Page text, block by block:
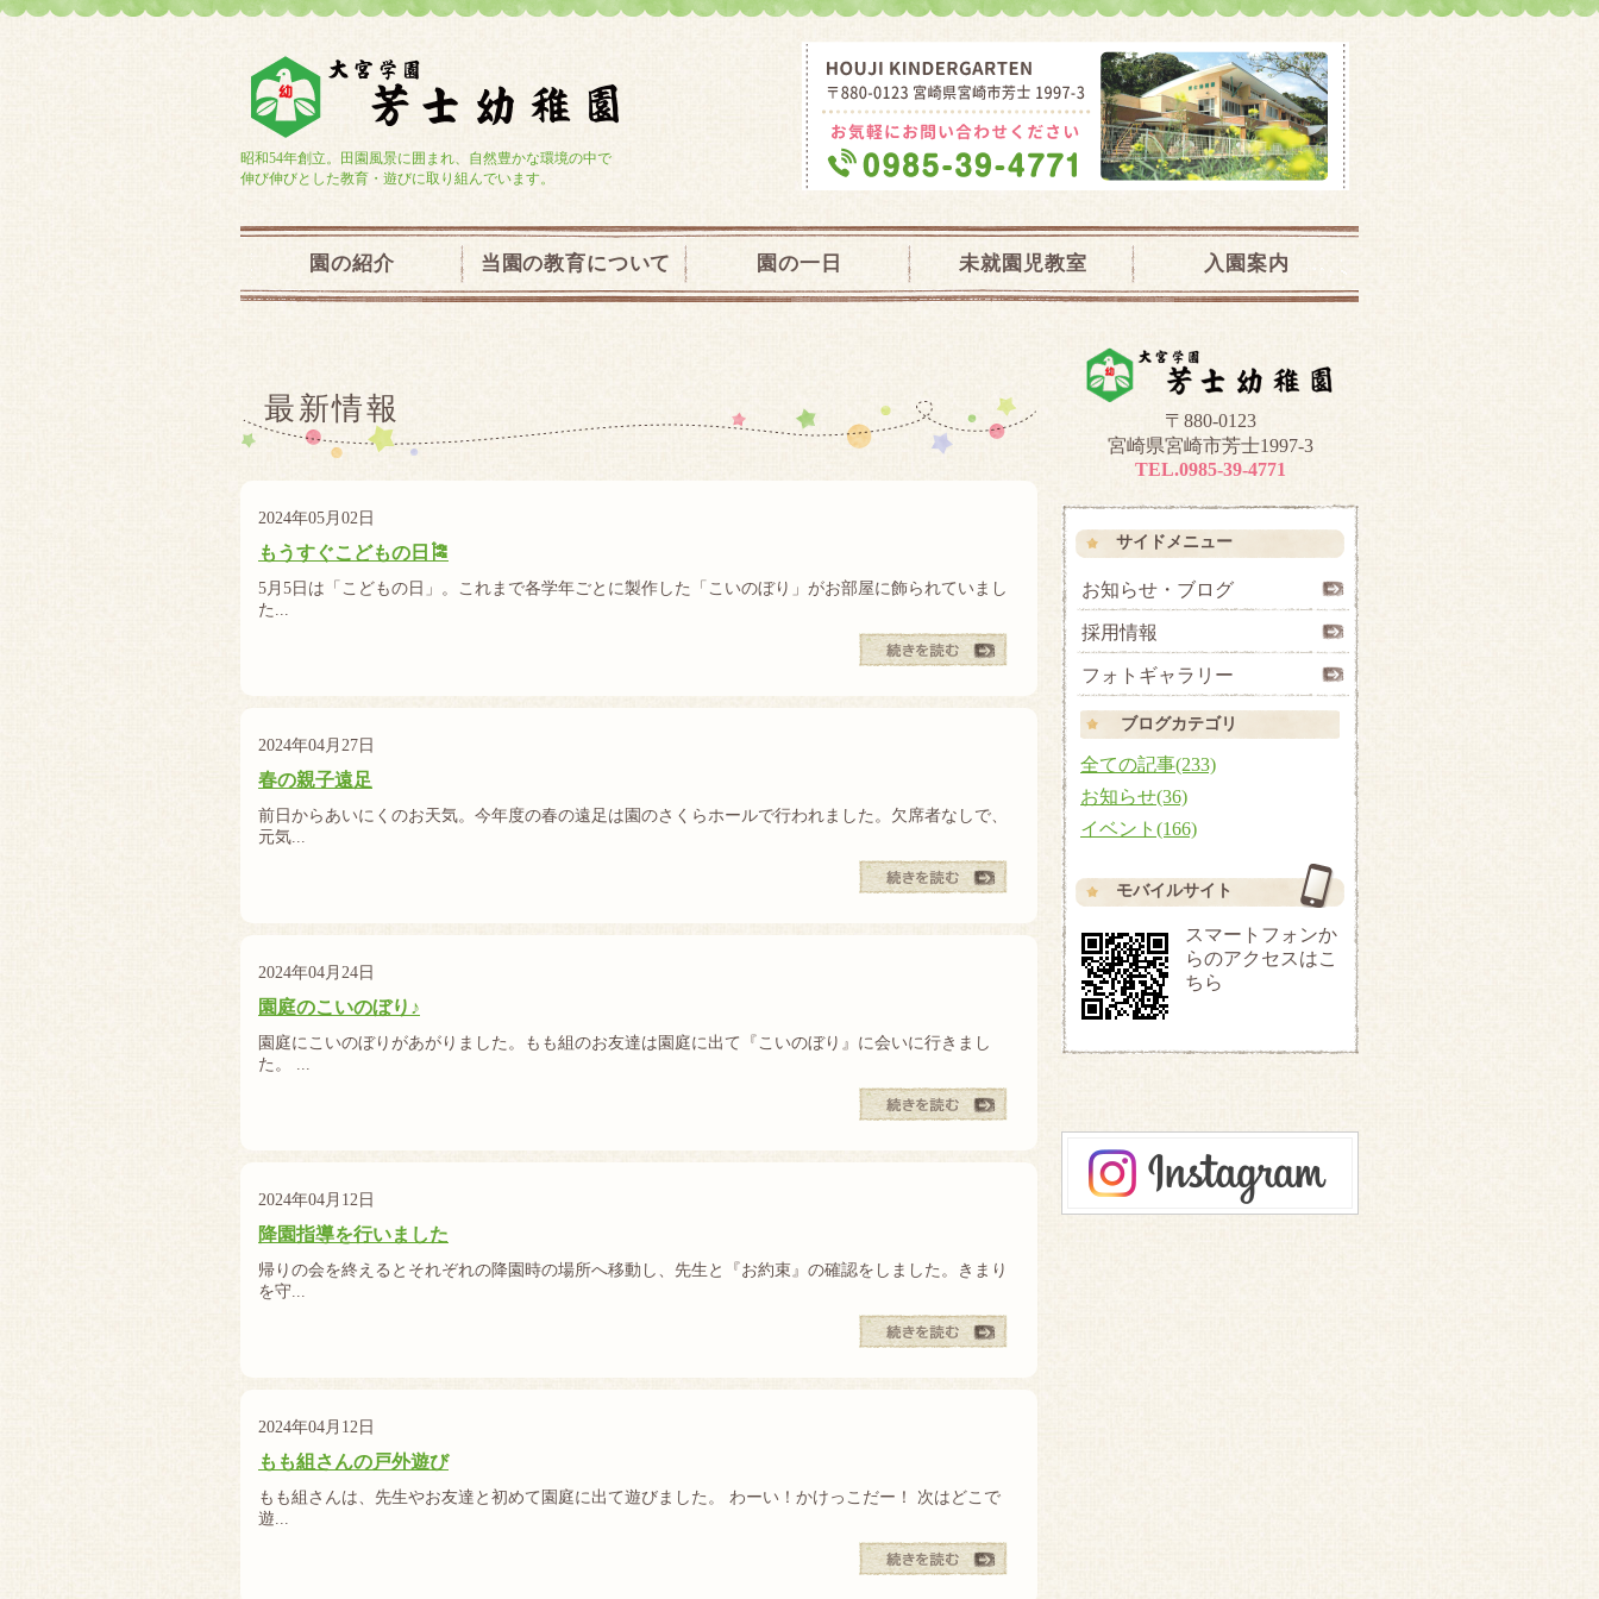
学校法人大宮学園 芳士幼稚園・未就園児教室｜宮崎県宮崎市
昭和54年創立。田園風景に囲まれ、自然豊かな環境の中で
伸び伸びとした教育・遊びに取り組んでいます。
園の紹介 当園の教育について 園の一日 未就園児教室 入園案内
最新情報
2024年05月02日
もうすぐこどもの日🎏
5月5日は「こどもの日」。これまで各学年ごとに製作した「こいのぼり」がお部屋に飾られていまし
た...
2024年04月27日
春の親子遠足
前日からあいにくのお天気。今年度の春の遠足は園のさくらホールで行われました。欠席者なしで、
元気...
2024年04月24日
園庭のこいのぼり♪
園庭にこいのぼりがあがりました。もも組のお友達は園庭に出て『こいのぼり』に会いに行きまし
た。 ...
2024年04月12日
降園指導を行いました
帰りの会を終えるとそれぞれの降園時の場所へ移動し、先生と『お約束』の確認をしました。きまり
を守...
2024年04月12日
もも組さんの戸外遊び
もも組さんは、先生やお友達と初めて園庭に出て遊びました。 わーい！かけっこだー！ 次はどこで
遊...
〒880-0123
宮崎県宮崎市芳士1997-3
TEL.0985-39-4771
サイドメニュー
お知らせ・ブログ
採用情報
フォトギャラリー
ブログカテゴリ
全ての記事(233)
お知らせ(36)
イベント(166)
モバイルサイト
スマートフォンか
らのアクセスはこ
ちら